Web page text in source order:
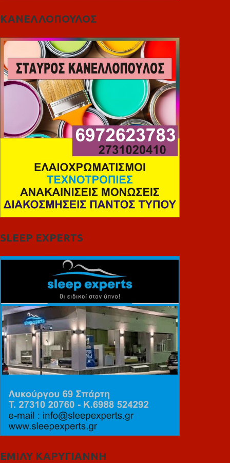
ΚΑΝΕΛΛΟΠΟΥΛΟΣ
SLEEP EXPERTS
ΕΜΙΛΥ ΚΑΡΥΓΙΑΝΝΗ